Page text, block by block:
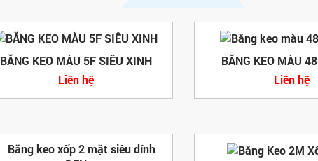
BĂNG KEO MÀU 5F SIÊU XINH
Liên hệ
BĂNG KEO MÀU
Liên hệ